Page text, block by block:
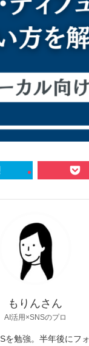
もりんさん
AI活用×SNSのプロ
勉強。半年後にフ